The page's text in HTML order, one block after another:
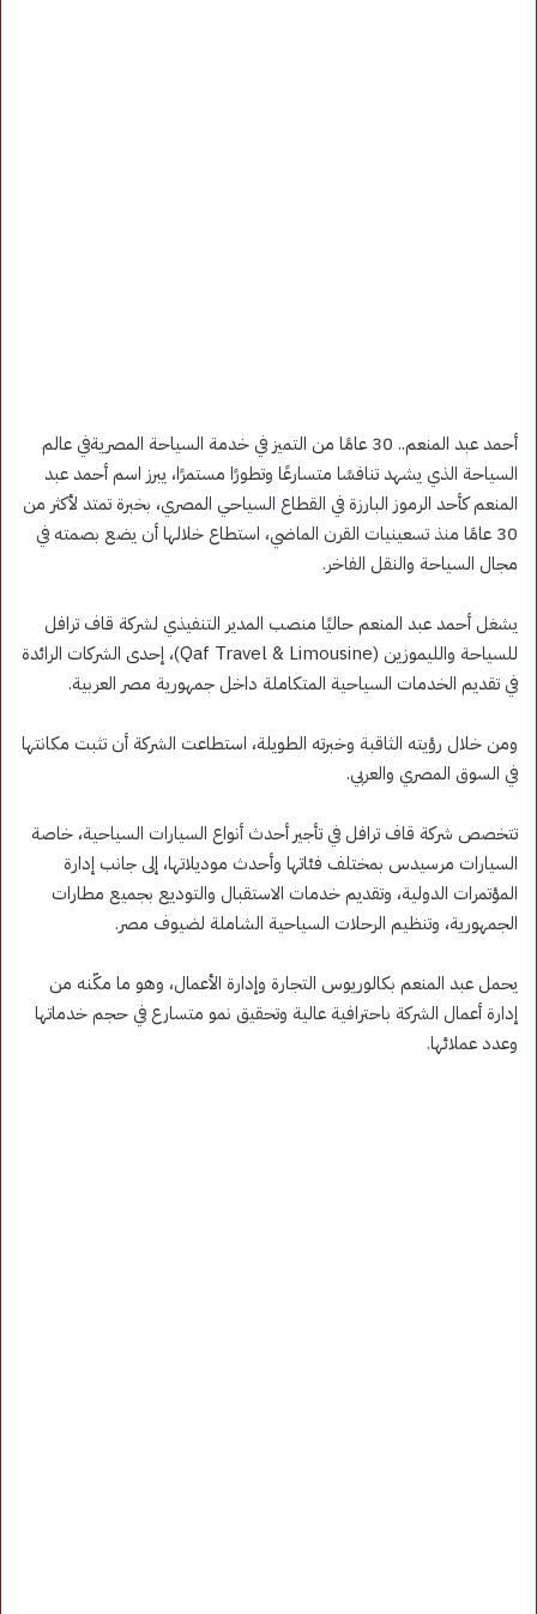
أحمد عبد المنعم.. 30 عامًا من التميز في خدمة السياحة المصريةفي عالم
السياحة الذي يشهد تنافسًا متسارعًا وتطورًا مستمرًا، يبرز اسم أحمد عبد
المنعم كأحد الرموز البارزة في القطاع السياحي المصري، بخبرة تمتد لأكثر من
30 عامًا منذ تسعينيات القرن الماضي، استطاع خلالها أن يضع بصمته في
مجال السياحة والنقل الفاخر.
يشغل أحمد عبد المنعم حاليًا منصب المدير التنفيذي لشركة قاف ترافل
للسياحة والليموزين (Qaf Travel & Limousine)، إحدى الشركات الرائدة
في تقديم الخدمات السياحية المتكاملة داخل جمهورية مصر العربية.
ومن خلال رؤيته الثاقبة وخبرته الطويلة، استطاعت الشركة أن تثبت مكانتها
في السوق المصري والعربي.
تتخصص شركة قاف ترافل في تأجير أحدث أنواع السيارات السياحية، خاصة
السيارات مرسيدس بمختلف فئاتها وأحدث موديلاتها، إلى جانب إدارة
المؤتمرات الدولية، وتقديم خدمات الاستقبال والتوديع بجميع مطارات
الجمهورية، وتنظيم الرحلات السياحية الشاملة لضيوف مصر.
يحمل عبد المنعم بكالوريوس التجارة وإدارة الأعمال، وهو ما مكّنه من
إدارة أعمال الشركة باحترافية عالية وتحقيق نمو متسارع في حجم خدماتها
وعدد عملائها.